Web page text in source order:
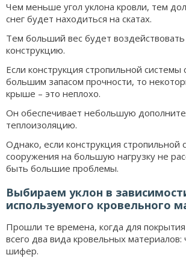
Чем меньше угол уклона кровли, тем
снег будет находиться на скатах.
Тем больший вес будет
конструкцию.
Если конструкция стропильной системы
большим запасом прочности, то
крыше – это неплохо.
Он обеспечивает небольшую
теплоизоляцию.
Однако, если конструкция стропильной
сооружения на большую нагрузку не
быть большие проблемы.
Выбираем уклон в
используемого кровельного
Прошли те времена, когда для
всего два вида кровельных материалов:
шифер.